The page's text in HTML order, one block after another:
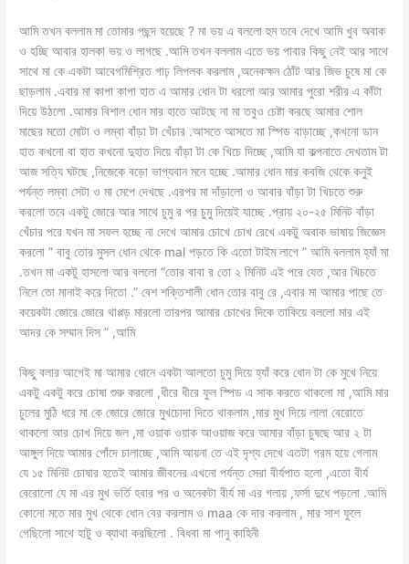
আমি তখন বললাম মা তোমার পছন্দ হয়েছে ? মা ভয় এ বললো হুম তবে দেখে আমি খুব অবাক
ও হচ্ছি আবার হালকা ভয় ও লাগছে .আমি তখন বললাম এতে ভয় পাবার কিছু নেই আর সাথে
সাথে মা কে একটা আবেগমিশ্রিত গাঢ় লিপলক করলাম ,অনেকক্ষন ঠোঁট আর জিভ চুষে মা কে
ছাড়লাম .এবার মা কাপা কাপা হাত এ আমার ধোন টা ধরলো আর আমার পুরো শরীর এ কাঁটা
দিয়ে উঠলো .আমার বিশাল ধোন মার হাতে আটছে না মা তবুও চেষ্টা করছে আমার শোল
মাছের মতো মোটা ও লম্বা বাঁড়া টা খেঁচার .আসতে আসতে মা স্পিড বাড়াচ্ছে ,কখনো ডান
হাত কখনো বা হাত কখনো দুহাত দিয়ে বাঁড়া টা কে খিচে দিচ্ছে ,আমি যা কল্পনাতে দেখতাম টা
আজ সত্যি ঘটছে ,নিজেকে বড়ো ভাগ্যবান মনে হচ্ছে .আমার ধোন মার কবজি থেকে কনুই
পর্যন্ত লম্বা সেটা ও মা মেপে দেখছে .এরপর মা দাঁড়ালো ও আবার বাঁড়া টা খিচতে শুরু
করলো তবে একটু জোরে আর সাথে চুমু র পর চুমু দিয়েই যাচ্ছে .প্রায় ২০-২৫ মিনিট বাঁড়া
খেঁচার পরে যখন মা সফল হচ্ছে না দেখে আমার চোখে চোখ রেখে একটু অবাক ভাষায় জিজ্ঞেস
করলো ” বাবু তোর মুসল ধোন থেকে mal পড়তে কি এতো টাইম লাগে ” আমি বললাম হ্যাঁ মা
.তখন মা একটু হাসলো আর বললো “তোর বাবা র তো ২ মিনিট এই পরে যেত ,আর খিচতে
নিলে তো মানাই করে দিতো .” বেশ শক্তিশালী ধোন তোর বাবু রে ,এবার মা আমার পাছে তে
কয়েকটা জোরে জোরে থাপ্পড় মারলো তারপর আমার চোখের দিকে তাকিয়ে বললো মার এই
আদর কে সম্মান দিস ” ,আমি
কিছু বলার আগেই মা আমার ধোনে একটা আলতো চুমু দিয়ে হ্যাঁ করে ধোন টা কে মুখে নিয়ে
একটু একটু করে চোষা শুরু করলো ,ধীরে ধীরে ফুল স্পিড এ সাক করতে থাকলো মা ,আমি মার
চুলের মুঠি ধরে মা কে জোরে জোরে মুখচোদা দিতে থাকলাম ,মার মুখ দিয়ে লালা বেরোতে
থাকলো আর চোখ দিয়ে জল ,মা ওয়াক ওয়াক আওয়াজ করে আমার বাঁড়া চুষছে আর ২ টা
আঙ্গুল দিয়ে আমার পোঁদে চালাচ্ছে ,আমি আয়না তে এই দৃশ্য দেখে এতটা গরম হয়ে গেলাম
যে ১৫ মিনিট চোষার হতেই আমার জীবনের এখনো পর্যন্ত সেরা বীর্যপাত হলো ,এতো বীর্য
বেরোলো যে মা এর মুখ ভর্তি হবার পর ও অনেকটা বীর্য মা এর গলায় ,ফর্সা দুধে পড়লো .আমি
কোনো মতে মার মুখ থেকে ধোন বের করলাম ও maa কে দার করলাম , মার সাশ ফুলে
গেছিলো সাথে হাটু ও ব্যাথা করছিলো . বিধবা মা পানু কাহিনী